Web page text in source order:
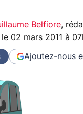
Belfiore,
le 02 mars 2011 à
Ajoutez-nous